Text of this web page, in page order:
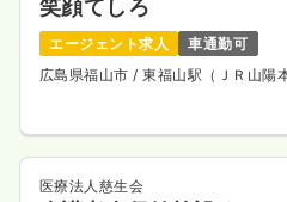
笑顔てしろ
エージェント求人
車通勤可
広島県福山市 / 東福山駅（ＪＲ山陽
医療法人慈生会